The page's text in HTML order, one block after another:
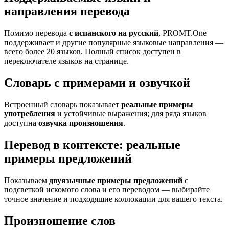
направления перевода
Помимо перевода с испанского на русский, PROMT.One
поддерживает и другие популярные языковые направления —
всего более 20 языков. Полный список доступен в
переключателе языков на странице.
Словарь с примерами и озвучкой
Встроенный словарь показывает реальные примеры
употребления и устойчивые выражения; для ряда языков
доступна озвучка произношения.
Перевод в контексте: реальные
примеры предложений
Показываем двуязычные примеры предложений с
подсветкой искомого слова и его переводом — выбирайте
точное значение и подходящие коллокации для вашего текста.
Произношение слов